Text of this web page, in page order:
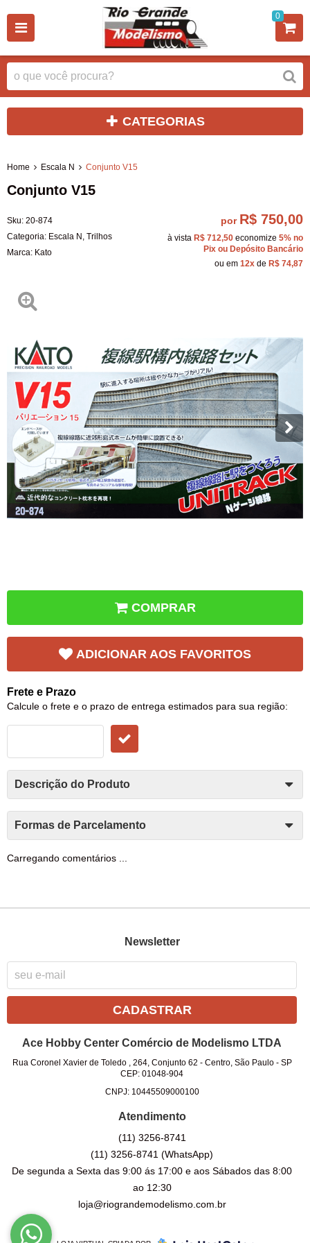
0
CATEGORIAS
Home Escala N Conjunto V15
Conjunto V15
Sku: 20-874
Categoria: Escala N Trilhos
Marca: Kato
por R$ 750,00
à vista R$ 712,50 economize 5% no
Pix ou Depósito Bancário
ou em 12x de R$ 74,87
COMPRAR
ADICIONAR AOS FAVORITOS
Frete e Prazo
Calcule o frete e o prazo de entrega estimados para sua região:
Descrição do Produto
Formas de Parcelamento
Carregando comentários ...
Newsletter
CADASTRAR
Ace Hobby Center Comércio de Modelismo LTDA
Rua Coronel Xavier de Toledo , 264, Conjunto 62 - Centro, São Paulo- SP
CEP: 01048-904
CNPJ: 10445509000100
Atendimento
(11) 3256-8741
(11) 3256-8741(WhatsApp)
De segunda a Sexta das 9:00 ás 17:00 e aos Sábados das 8:00
ao 12:30
loja@riograndemodelismo.com.br